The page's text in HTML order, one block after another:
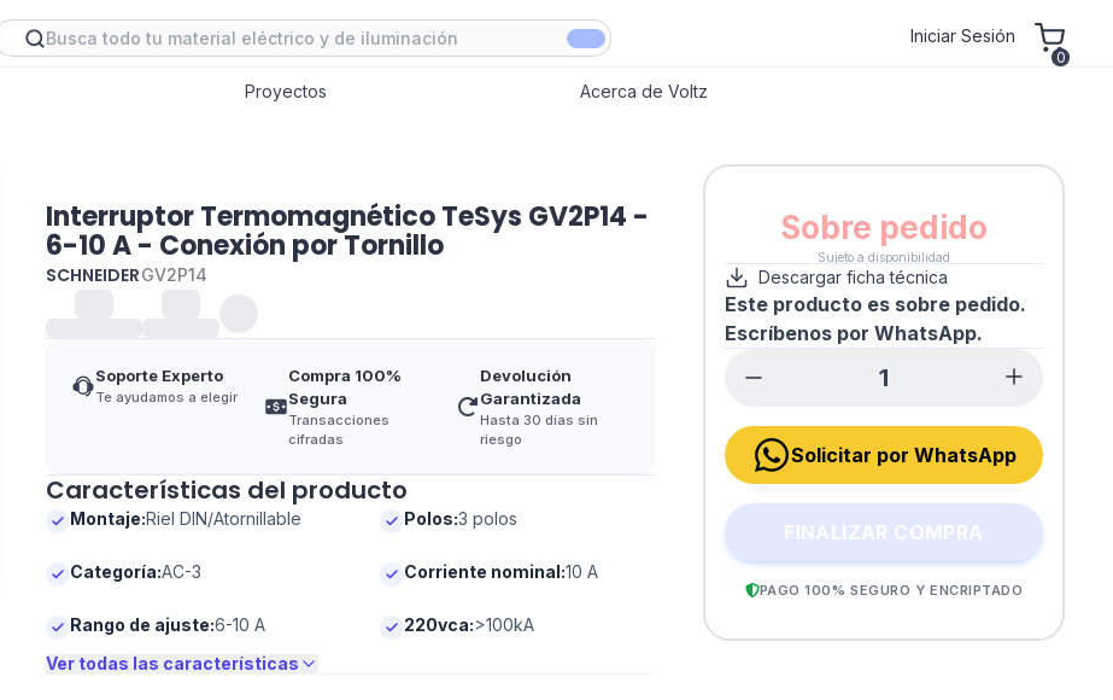
Iniciar Sesión
0
Proyectos Acerca de Voltz
Sobre pedido
Sujeto a disponibilidad
Descargar ficha técnica
Este producto es sobre pedido.
Escríbenos por WhatsApp.
Solicitar por WhatsApp
FINALIZAR COMPRA
PAGO 100% SEGURO Y ENCRIPTADO
Interruptor Termomagnético TeSys GV2P14 -
6-10 A - Conexión por Tornillo
SCHNEIDERGV2P14
Soporte Experto
Te ayudamos a elegir
Compra 100%
Segura
Transacciones
cifradas
Devolución
Garantizada
Hasta 30 días sin
riesgo
Características del producto
Montaje:Riel DIN/Atornillable Polos:3 polos
Categoría:AC-3 Corriente nominal:10 A
Rango de ajuste:6-10 A 220vca:>100kA
Ver todas las características